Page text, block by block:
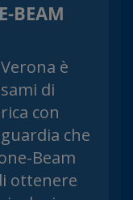
BEAM
è
di
con
che
Beam
ottenere